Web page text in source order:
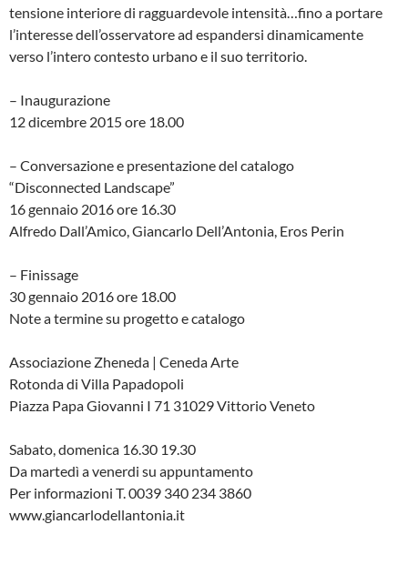
tensione interiore di ragguardevole intensità…fino a portare
l’interesse dell’osservatore ad espandersi dinamicamente
verso l’intero contesto urbano e il suo territorio.
– Inaugurazione
12 dicembre 2015 ore 18.00
– Conversazione e presentazione del catalogo
“Disconnected Landscape”
16 gennaio 2016 ore 16.30
Alfredo Dall’Amico, Giancarlo Dell’Antonia, Eros Perin
– Finissage
30 gennaio 2016 ore 18.00
Note a termine su progetto e catalogo
Associazione Zheneda | Ceneda Arte
Rotonda di Villa Papadopoli
Piazza Papa Giovanni I 71 31029 Vittorio Veneto
Sabato, domenica 16.30 19.30
Da martedì a venerdi su appuntamento
Per informazioni T. 0039 340 234 3860
www.giancarlodellantonia.it